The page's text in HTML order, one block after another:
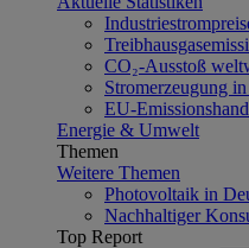
CO₂-Ausstoß
Stromerzeugung
EU-
Energie & Umwelt
Themen
Weitere Themen
Photovoltaik in
Nachhaltiger
Top Report